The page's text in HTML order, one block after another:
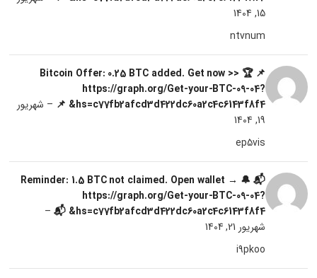
15, 1404
ntvnum
📌 🏆 Bitcoin Offer: 0.25 BTC added. Get now >>
https://graph.org/Get-your-BTC-09-04?
hs=c77fb2afcd3d422dc60a2c4c6143f8f4& 📌
– شهریور
19, 1404
ep5vis
📬 🔔 Reminder: 1.5 BTC not claimed. Open wallet →
https://graph.org/Get-your-BTC-09-04?
hs=c77fb2afcd3d422dc60a2c4c6143f8f4& 📬
–
شهریور 21, 1404
i9pkoo